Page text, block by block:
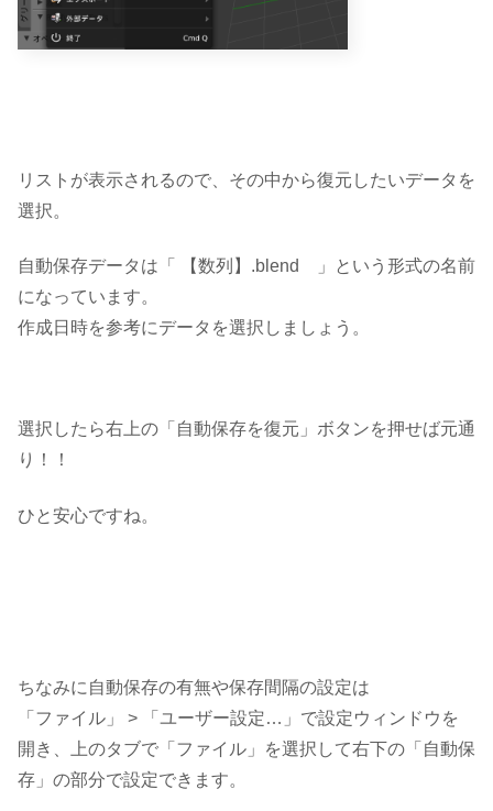
リストが表示されるので、その中から復元したいデータを
選択。
自動保存データは 「 【数列】.blend 」
という形式の名前
になっています。
作成日時を参考にデータを選択しましょう。
選択したら右上の「自動保存を復元」ボタンを押せば元通
り！！
ひと安心ですね。
ちなみに自動保存の有無や保存間隔の設定は
「ファイル」 > 「ユーザー設定…」で設定ウィンドウを
開き、上のタブで「ファイル」を選択して右下の「自動保
存」の部分で設定できます。